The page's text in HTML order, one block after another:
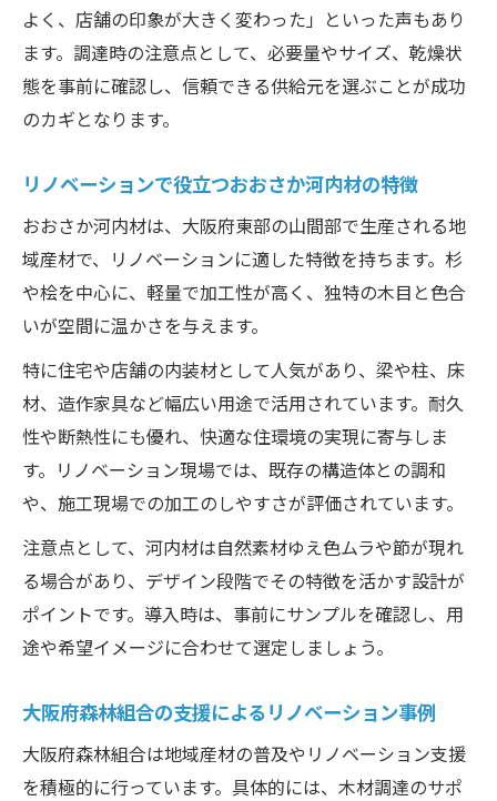
よく、店舗の印象が大きく変わった」といった声もあり
ます。調達時の注意点として、必要量やサイズ、乾燥状
態を事前に確認し、信頼できる供給元を選ぶことが成功
のカギとなります。
リノベーションで役立つおおさか河内材の特徴
おおさか河内材は、大阪府東部の山間部で生産される地
域産材で、リノベーションに適した特徴を持ちます。杉
や桧を中心に、軽量で加工性が高く、独特の木目と色合
いが空間に温かさを与えます。
特に住宅や店舗の内装材として人気があり、梁や柱、床
材、造作家具など幅広い用途で活用されています。耐久
性や断熱性にも優れ、快適な住環境の実現に寄与しま
す。リノベーション現場では、既存の構造体との調和
や、施工現場での加工のしやすさが評価されています。
注意点として、河内材は自然素材ゆえ色ムラや節が現れ
る場合があり、デザイン段階でその特徴を活かす設計が
ポイントです。導入時は、事前にサンプルを確認し、用
途や希望イメージに合わせて選定しましょう。
大阪府森林組合の支援によるリノベーション事例
大阪府森林組合は地域産材の普及やリノベーション支援
を積極的に行っています。具体的には、木材調達のサポ